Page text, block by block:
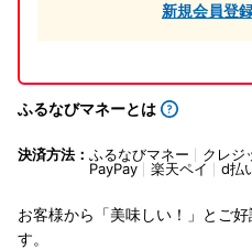
新規会員登
ふるなびマネーとは
決済方法： ふるなびマネー クレジ
PayPay
楽天ペイ d払
お客様から「美味しい！」とご
す。